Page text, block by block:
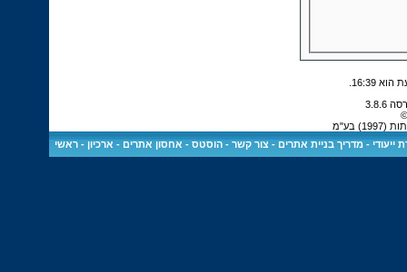
16:39
.
בע"מ
ייעודי -מדריך בניית אתרים -צור קשר -הוסטס - אחסון אתרים - ארכיון -ראשי